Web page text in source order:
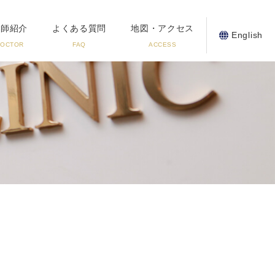
紹介 よくある質問
FAQ
地図・アクセス
ACCESS
English